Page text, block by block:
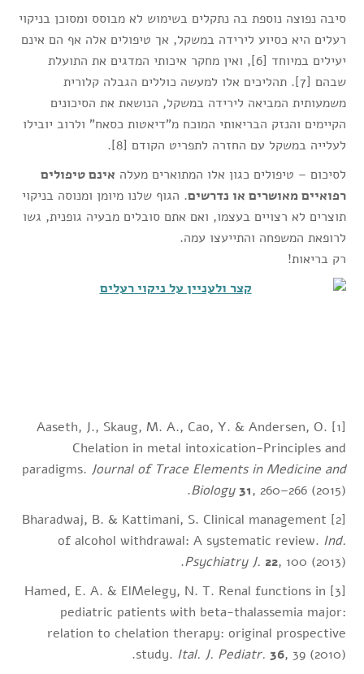
סיבה נפוצה נוספת בה נתקלים בשימוש לא מבוסס ומסוכן בניקוי
רעלים היא כסיוע לירידה במשקל, אך טיפולים אלה אף הם אינם
יעילים במיוחד [6], ואין מחקר איכותי המדגים את התועלת
שבהם [7]. תהליכים אלו למעשה כוללים הגבלה קלורית
משמעותית המביאה לירידה במשקל, הנושאת את הסיכונים
הקיימים והנזק הבריאותי המוכח מ"דיאטות כסאח" ולרוב יובילו
לעלייה במשקל עם החזרה לתפריט הקודם [8].
לסיכום – טיפולים כגון אלו המתוארים מעלה אינם טיפולים
רפואיים מאושרים או נדרשים. הגוף שלנו מיומן ומנוסה בניקוי
תוצרים לא רצויים בעצמו, ואם אתם סובלים מבעיה גופנית, גשו
לרופאת המשפחה והתייעצו עמה.
רק בריאות!
[1] Aaseth, J., Skaug, M. A., Cao, Y. & Andersen, O.
Chelation in metal intoxication-Principles and
paradigms. Journal of Trace Elements in Medicine and
Biology 31, 260–266 (2015).
[2] Bharadwaj, B. & Kattimani, S. Clinical management
of alcohol withdrawal: A systematic review. Ind.
Psychiatry J. 22, 100 (2013).
[3] Hamed, E. A. & ElMelegy, N. T. Renal functions in
pediatric patients with beta-thalassemia major:
relation to chelation therapy: original prospective
study. Ital. J. Pediatr. 36, 39 (2010).